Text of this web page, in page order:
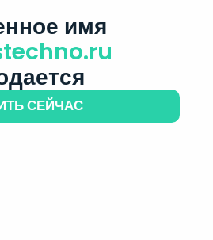
имя
СЕЙЧАС